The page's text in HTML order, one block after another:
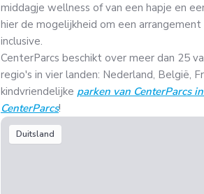
middagje wellness of van een hapje en
hier de mogelijkheid om een
inclusive.
CenterParcs beschikt over meer dan 25
regio's in vier landen: Nederland, België,
kindvriendelijke parken van CenterParcs
CenterParcs!
Duitsland